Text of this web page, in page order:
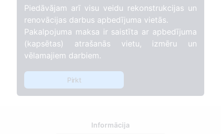
Piedāvājam arī visu veidu rekonstrukcijas un
renovācijas darbus apbedījuma vietās.
Pakalpojuma maksa ir saistīta ar apbedījuma
(kapsētas) atrašanās vietu, izmēru un
vēlamajiem darbiem.
Pirkt
Informācija